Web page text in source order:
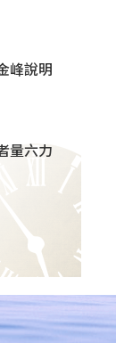
峰說明
量六力